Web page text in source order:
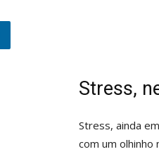
Stress,
Stress, ainda
com um olhinho